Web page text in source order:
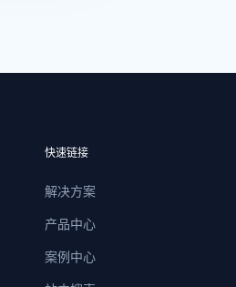
快速链接
解决方案
产品中心
案例中心